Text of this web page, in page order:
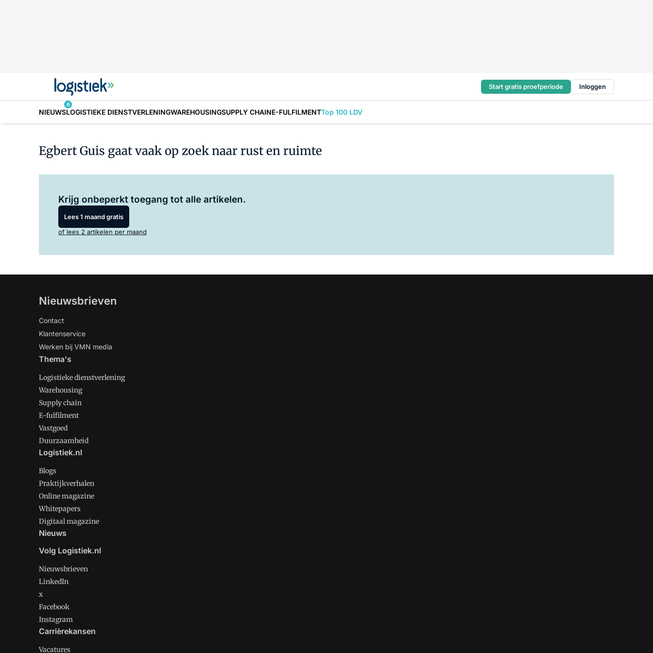
Start gratis proefperiode Inloggen
NIEUWS
6
LOGISTIEKE DIENSTVERLENINGWAREHOUSINGSUPPLY CHAINE-FULFILMENTTop 100 LDV
Egbert Guis gaat vaak op zoek naar rust en ruimte
Krijg onbeperkt toegang tot alle artikelen.
Lees 1 maand gratis
of lees 2 artikelen per maand
Nieuwsbrieven
Contact
Klantenservice
Werken bij VMN media
Thema's
Logistieke dienstverlening
Warehousing
Supply chain
E-fulfilment
Vastgoed
Duurzaamheid
Logistiek.nl
Blogs
Praktijkverhalen
Online magazine
Whitepapers
Digitaal magazine
Nieuws
Volg Logistiek.nl
Nieuwsbrieven
LinkedIn
x
Facebook
Instagram
Carrièrekansen
Vacatures